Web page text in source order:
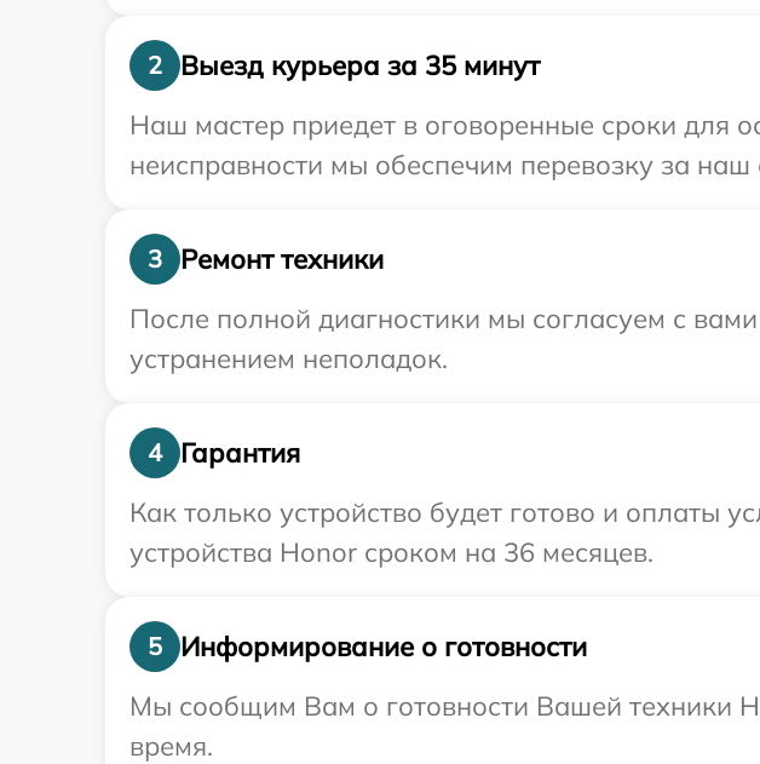
2
Выезд курьера за 35 минут
Наш мастер приедет в оговоренные сроки для
неисправности мы обеспечим перевозку за наш
3
Ремонт техники
После полной диагностики мы согласуем с
устранением неполадок.
4
Гарантия
Как только устройство будет готово и оплаты
устройства Honor сроком на 36 месяцев.
5
Информирование о готовности
Мы сообщим Вам о готовности Вашей техники
время.